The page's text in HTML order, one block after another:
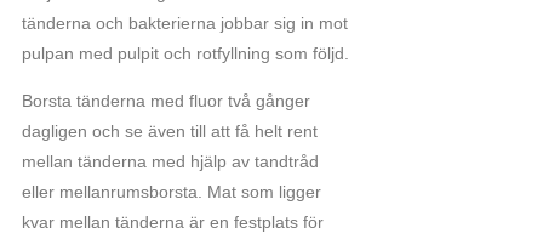
tänderna och bakterierna jobbar sig in mot
pulpan med pulpit och rotfyllning som följd.
Borsta tänderna med fluor två gånger
dagligen och se även till att få helt rent
mellan tänderna med hjälp av tandtråd
eller mellanrumsborsta. Mat som ligger
kvar mellan tänderna är en festplats för